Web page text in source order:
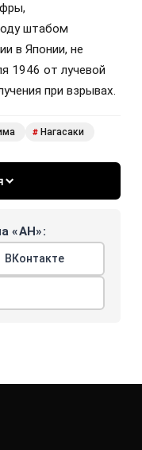
штабом
в Японии, не
1946 от лучевой
при взрывах.
# Нагасаки
«АН»:
ВКонтакте